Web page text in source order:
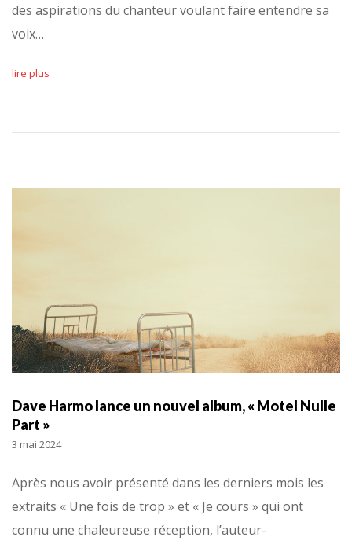
des aspirations du chanteur voulant faire entendre sa
voix…
lire plus
Dave Harmo lance un nouvel album, « Motel Nulle
Part »
3 mai 2024
Après nous avoir présenté dans les derniers mois les
extraits « Une fois de trop » et « Je cours » qui ont
connu une chaleureuse réception, l’auteur-